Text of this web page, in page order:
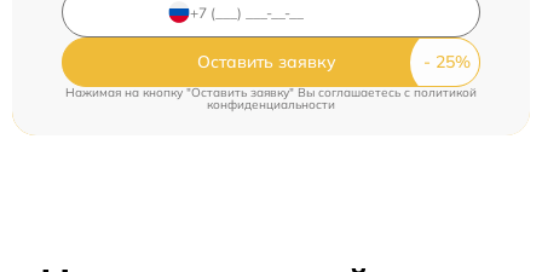
Оставить заявку
Нажимая на кнопку "Оставить заявку" Вы соглашаетесь c политикой
конфиденциальности